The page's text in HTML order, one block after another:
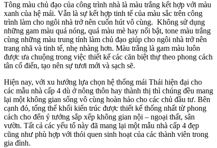
Tông màu chủ đạo của công trình nhà là màu trắng kết hợp với màu
xanh của hệ mái. ​Vẫn là sự kết hợp tinh tế của màu sắc trên công
trình làm cho ngôi nhà trở nên cuốn hút vô cùng. Không sử dụng
những gam màu quá nóng, quá màu mè hay nổi bật, tone màu trắng
cùng những màu trung tính làm chủ đạo giúp cho ngôi nhà trở nên
trang nhã và tinh tế, nhẹ nhàng hơn. Màu trắng là gam màu luôn
được ưa chuộng trong việc thiết kế các căn biệt thự theo phong cách
tân cổ điển, tạo nên sự tươi mới và sạch sẽ.
Hiện nay, với xu hướng lựa chọn hệ thống mái Thái hiện đại cho
các mẫu nhà cấp 4 dù ở nông thôn hay thành thị thì chúng đều mang
lại một không gian sống vô cùng hoàn hảo cho các chủ đầu tư. Bên
cạnh đó, tổng thể khối kiến trúc được thiết kế thống nhất từ phong
cách cho đến ý tưởng sắp xếp không gian nội – ngoại thất, sân
vườn. Tất cả các yếu tố này đã mang lại một mẫu nhà cấp 4 đẹp
cũng như phù hợp với thói quen sinh hoạt của các thành viên trong
gia đình.​